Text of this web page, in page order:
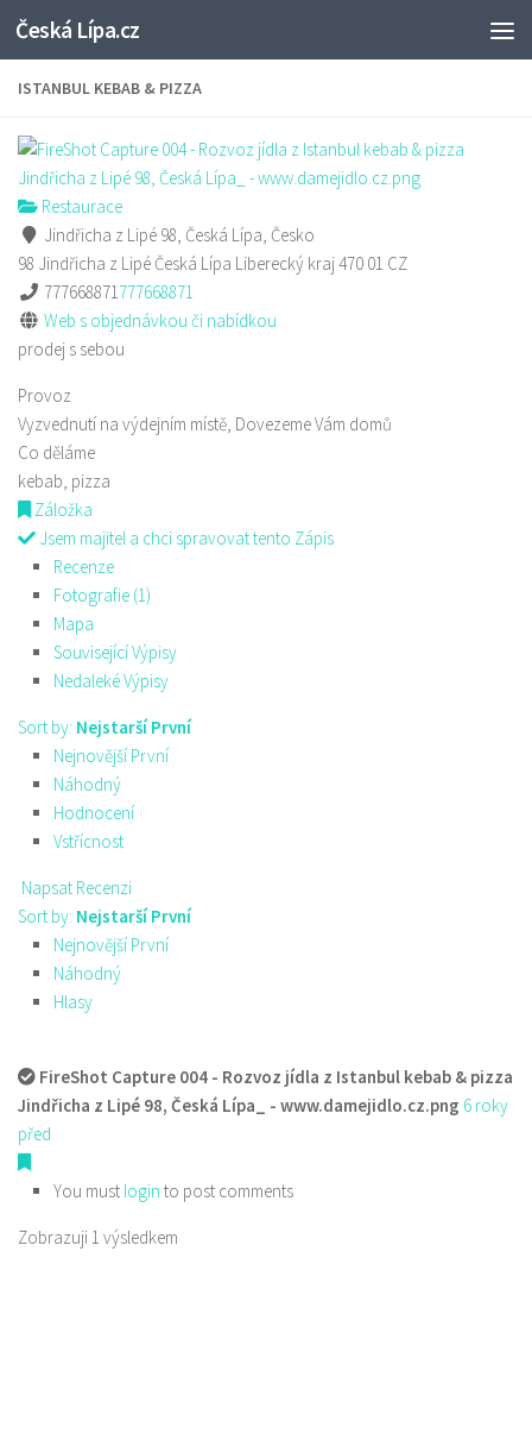
Skip to content
Česká Lípa.cz
ISTANBUL KEBAB & PIZZA
Restaurace
Jindřicha z Lipé 98, Česká Lípa, Česko
98 Jindřicha z Lipé Česká Lípa Liberecký kraj470 01 CZ
777668871777668871
Web s objednávkou či nabídkou
prodej s sebou
Provoz
Vyzvednutí na výdejním místě, Dovezeme Vám domů
Co děláme
kebab, pizza
Záložka
Jsem majitel a chci spravovat tento Zápis
Recenze
Fotografie (1)
Mapa
Související Výpisy
Nedaleké Výpisy
Sort by: Nejstarší První
Nejnovější První
Náhodný
Hodnocení
Vstřícnost
Napsat Recenzi
Sort by: Nejstarší První
Nejnovější První
Náhodný
Hlasy
FireShot Capture 004 - Rozvoz jídla z Istanbul kebab & pizza
Jindřicha z Lipé 98, Česká Lípa_ - www.damejidlo.cz.png 6 roky
před
You must login to post comments
Zobrazuji 1 výsledkem